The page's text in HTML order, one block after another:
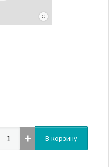
В корзину